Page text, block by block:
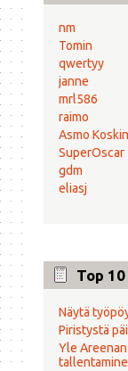
nm
Tomin
qwertyy
janne
mrl586
raimo
Asmo
SuperOscar
gdm
eliasj
Top
Näytä
Piristystä
Yle